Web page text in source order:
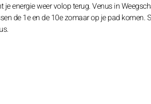
energie weer volop terug. Venus in
de 1e en de 10e zomaar op je pad komen.